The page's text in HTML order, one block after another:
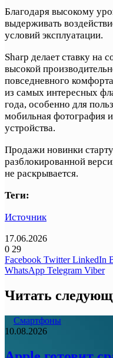
Благодаря высокому
выдерживать
условий эксплуатации.
Sharp делает ставку на
высокой
повседневного
из самых интересных
года, особенно для
мобильная фотография
устройства.
Продажи новинки
разблокированной
не раскрывается.
Теги:
Источник
17.06.2026
0 29
Facebook Twitter LinkedIn
WhatsApp Telegram Viber
Читать
Смартфоны
10.08.2026